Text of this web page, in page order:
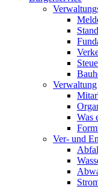
Verwaltung
Was
Ver- und